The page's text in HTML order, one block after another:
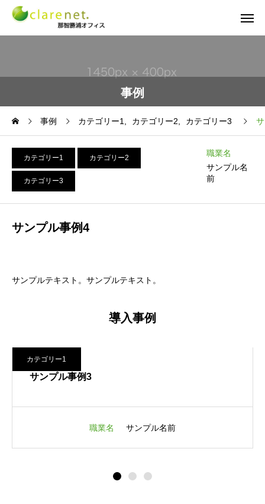
事例
事例 カテゴリー1 カテゴリー2 カテゴリー3
カテゴリー1 カテゴリー2
カテゴリー3
職業名
サンプル名
前
サンプル事例4
サンプルテキスト。サンプルテキスト。
導入事例
カテゴリー1
サンプル事例3
職業名 サンプル名前